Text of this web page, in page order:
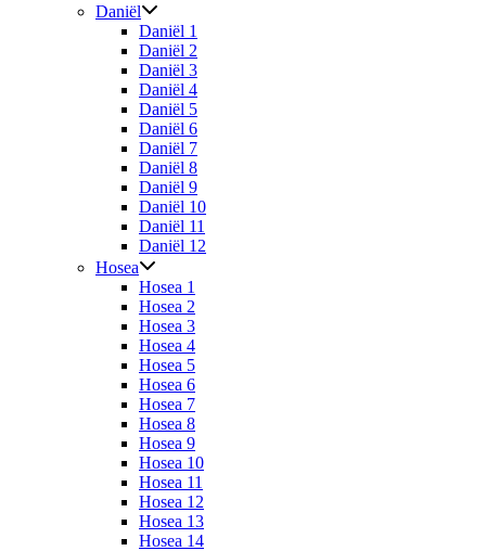
Daniël
Daniël 1
Daniël 2
Daniël 3
Daniël 4
Daniël 5
Daniël 6
Daniël 7
Daniël 8
Daniël 9
Daniël 10
Daniël 11
Daniël 12
Hosea
Hosea 1
Hosea 2
Hosea 3
Hosea 4
Hosea 5
Hosea 6
Hosea 7
Hosea 8
Hosea 9
Hosea 10
Hosea 11
Hosea 12
Hosea 13
Hosea 14